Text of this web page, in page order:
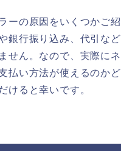
ーの原因をいくつかご紹
銀行振り込み、代引など
せん。なので、実際にネ
払い方法が使えるのかど
けると幸いです。